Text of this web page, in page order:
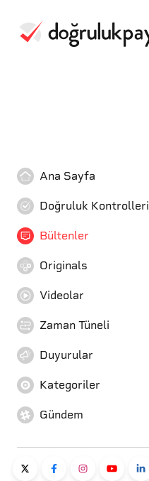
Ana Sayfa
Doğruluk Kontrolleri
Bültenler
Originals
Videolar
Zaman Tüneli
Duyurular
Kategoriler
Gündem